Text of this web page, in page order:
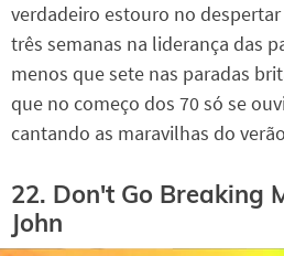
verdadeiro estouro no despertar
três semanas na liderança das
menos que sete nas paradas
que no começo dos 70 só se
cantando as maravilhas do
22. Don't Go Breaking
John